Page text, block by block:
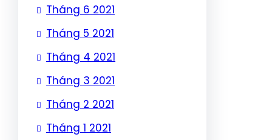
Tháng 6 2021
Tháng 5 2021
Tháng 4 2021
Tháng 3 2021
Tháng 2 2021
Tháng 1 2021